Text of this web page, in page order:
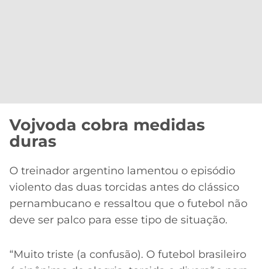
Vojvoda cobra medidas
duras
O treinador argentino lamentou o episódio
violento das duas torcidas antes do clássico
pernambucano e ressaltou que o futebol não
deve ser palco para esse tipo de situação.
“Muito triste (a confusão). O futebol brasileiro